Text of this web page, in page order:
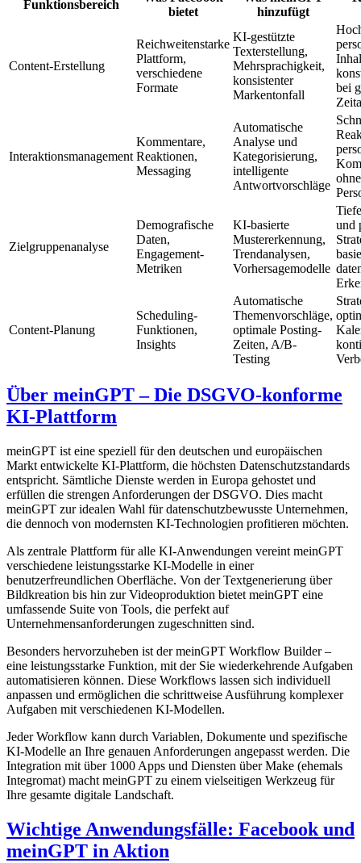
Funktionsbereich
bietet
hinzufügt
Content-Erstellung
Reichweitenstarke
Plattform,
verschiedene
Formate
KI-gestützte
Texterstellung,
Mehrsprachigkeit,
konsistenter
Markentonfall
bei
Interaktionsmanagement
Kommentare,
Reaktionen,
Messaging
Automatische
Analyse und
Kategorisierung,
intelligente
Antwortvorschläge
ohne
Zielgruppenanalyse
Demografische
Daten,
Engagement-
Metriken
KI-basierte
Mustererkennung,
Trendanalysen,
Vorhersagemodelle
und
Content-Planung
Scheduling-
Funktionen,
Insights
Automatische
Themenvorschläge,
optimale Posting-
Zeiten, A/B-
Testing
Über meinGPT – Die DSGVO-konforme
KI-Plattform
meinGPT ist eine speziell für den deutschen und europäischen
Markt entwickelte KI-Plattform, die höchsten Datenschutzstandards
entspricht. Sämtliche Dienste werden in Europa gehostet und
erfüllen die strengen Anforderungen der DSGVO. Dies macht
meinGPT zur idealen Wahl für datenschutzbewusste Unternehmen,
die dennoch von modernsten KI-Technologien profitieren möchten.
Als zentrale Plattform für alle KI-Anwendungen vereint meinGPT
verschiedene leistungsstarke KI-Modelle in einer
benutzerfreundlichen Oberfläche. Von der Textgenerierung über
Bildkreation bis hin zur Videoproduktion bietet meinGPT eine
umfassende Suite von Tools, die perfekt auf
Unternehmensanforderungen zugeschnitten sind.
Besonders hervorzuheben ist der meinGPT Workflow Builder –
eine leistungsstarke Funktion, mit der Sie wiederkehrende Aufgaben
automatisieren können. Diese Workflows lassen sich individuell
anpassen und ermöglichen die schrittweise Ausführung komplexer
Aufgaben mit verschiedenen KI-Modellen.
Jeder Workflow kann durch Variablen, Dokumente und spezifische
KI-Modelle an Ihre genauen Anforderungen angepasst werden. Die
Integration mit über 1000 Apps und Diensten über Make (ehemals
Integromat) macht meinGPT zu einem vielseitigen Werkzeug für
Ihre gesamte digitale Landschaft.
Wichtige Anwendungsfälle: Facebook und
meinGPT in Aktion